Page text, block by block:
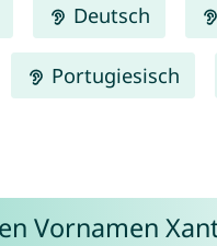
Deutsch
Portugiesisch
Vornamen